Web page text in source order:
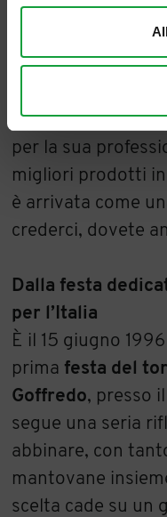
parere - ricorda
Franco
Dovarese. Gli
in assaggio i
selezionata.
per la sua
migliori prodotti in
è arrivata come
crederci, dovete
Dalla festa
per l’Italia
È il 15 giugno
prima festa del
Goffredo, presso
segue una seria
abbinare, con
mantovane
scelta cade su un